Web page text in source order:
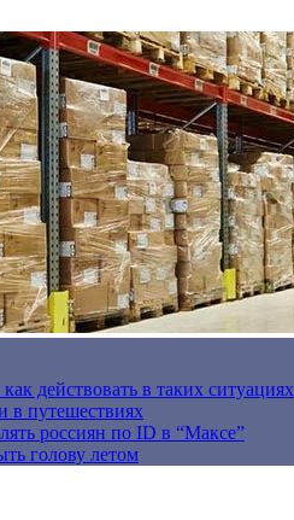
действовать в таких ситуациях
в путешествиях
россиян по ID в “Максе”
голову летом